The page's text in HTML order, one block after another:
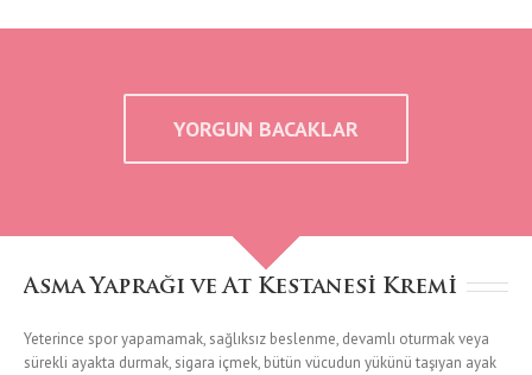
YORGUN BACAKLAR
Asma Yaprağı ve At Kestanesi Kremi
Yeterince spor yapamamak, sağlıksız beslenme, devamlı oturmak veya
sürekli ayakta durmak, sigara içmek, bütün vücudun yükünü taşıyan ayak